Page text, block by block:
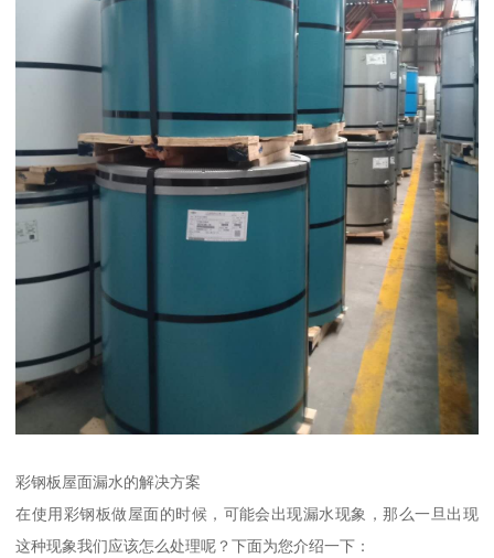
彩钢板屋面漏水的解决方案
在使用彩钢板做屋面的时候，可能会出现漏水现象，那么一旦出现
这种现象我们应该怎么处理呢？下面为您介绍一下：